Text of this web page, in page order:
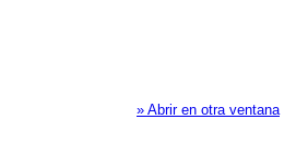
» Abrir en otra ventana